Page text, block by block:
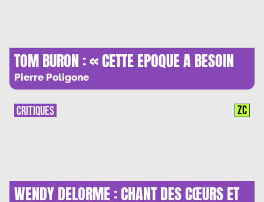
TOM BURON : « CETTE EPOQUE A BESOIN
DE MYTHES »
Pierre Poligone
WENDY DELORME : CHANT DES CŒURS ET
CRITIQUES ZC